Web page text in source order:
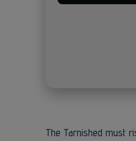
The Tarnished must